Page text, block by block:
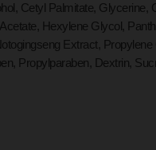
Cetyl Palmitate, Glycerine,
Hexylene Glycol,
Extract,
Propylparaben, Dextrin,